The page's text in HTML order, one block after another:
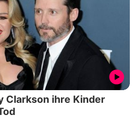
Clarkson ihre Kinder